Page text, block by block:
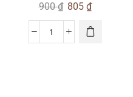
900₫ 805 ₫